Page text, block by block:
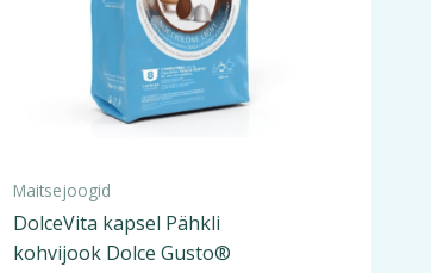
Maitsejoogid
DolceVita kapsel Pähkli
kohvijook Dolce Gusto®